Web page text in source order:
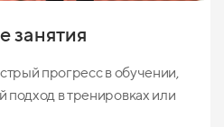
занятия
прогресс в обучении,
подход в тренировках или